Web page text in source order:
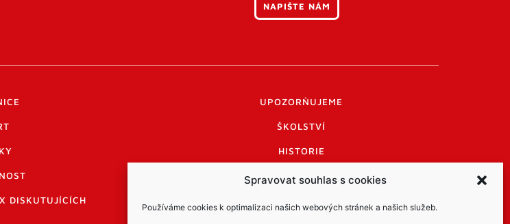
Spravovat souhlas s cookies
Používáme cookies k optimalizaci našich webových stránek a našich služeb.
NAPIŠTE NÁM
UPOZORŇUJEME
ŠKOLSTVÍ
HISTORIE
PRAKTICKÉ INFORMACE
DISKUTUJÍCÍCH